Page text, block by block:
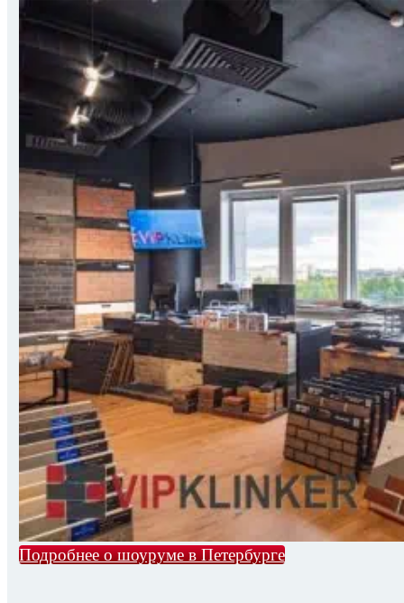
Подробнее о шоуруме в Петербурге